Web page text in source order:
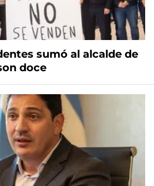
sumó al alcalde de
doce